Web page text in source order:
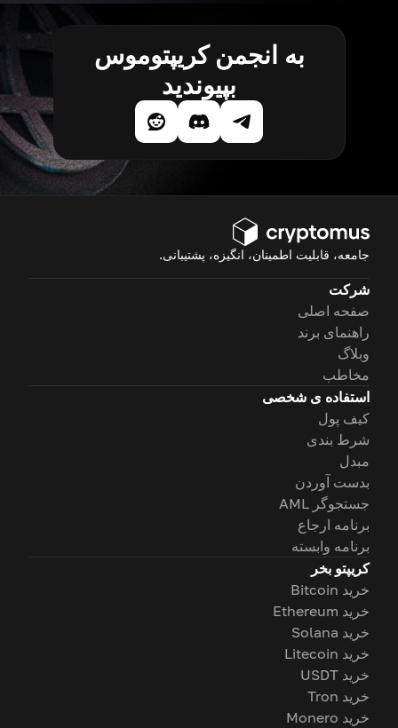
به انجمن کریپتوموس
بپیوندید
جامعه، قابلیت اطمینان، انگیزه، پشتیبانی.
شرکت
صفحه اصلی
راهنمای برند
وبلاگ
مخاطب
استفاده ی شخصی
کیف پول
شرط بندی
مبدل
بدست آوردن
جستجوگر AML
برنامه ارجاع
برنامه وابسته
کریپتو بخر
خرید Bitcoin
خرید Ethereum
خرید Solana
خرید Litecoin
خرید USDT
خرید Tron
خرید Monero